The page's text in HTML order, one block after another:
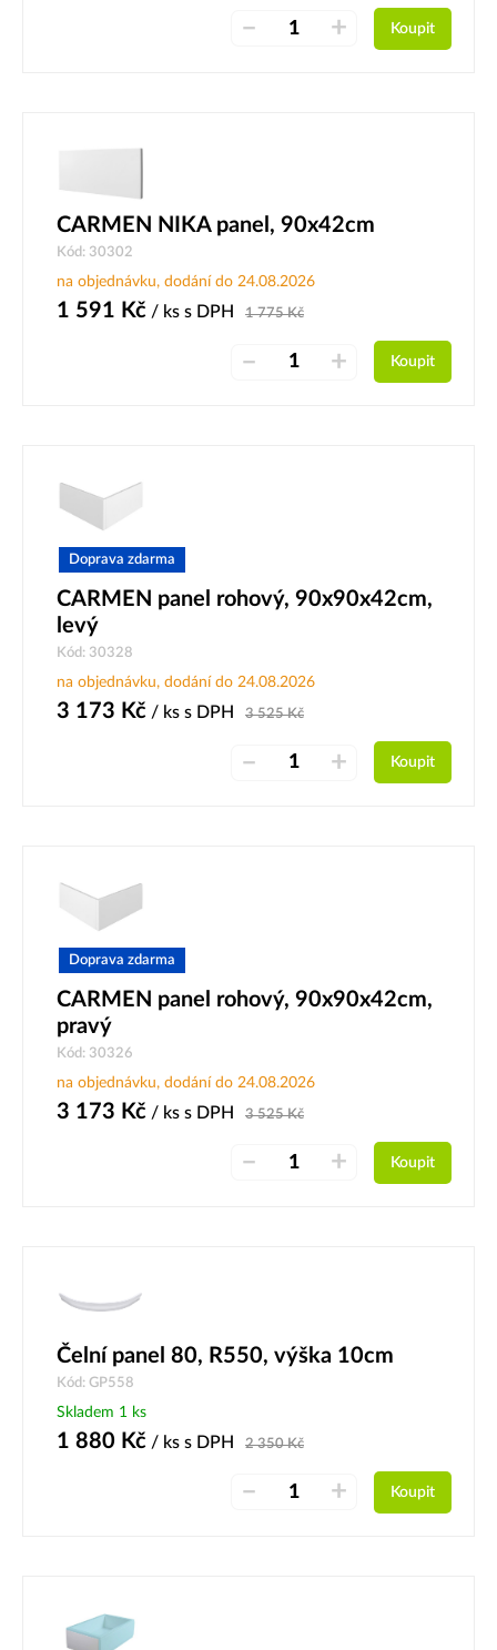
– + Koupit
CARMEN NIKA panel, 90x42cm
Kód: 30302
na objednávku, dodání do 24.08.2026
1 591 Kč / ks s DPH 1 775Kč
– + Koupit
Doprava zdarma
CARMEN panel rohový, 90x90x42cm,
levý
Kód: 30328
na objednávku, dodání do 24.08.2026
3 173 Kč / ks s DPH 3 525Kč
– + Koupit
Doprava zdarma
CARMEN panel rohový, 90x90x42cm,
pravý
Kód: 30326
na objednávku, dodání do 24.08.2026
3 173 Kč / ks s DPH 3 525Kč
– + Koupit
Čelní panel 80, R550, výška 10cm
Kód: GP558
Skladem 1 ks
1 880 Kč / ks s DPH 2 350Kč
– + Koupit